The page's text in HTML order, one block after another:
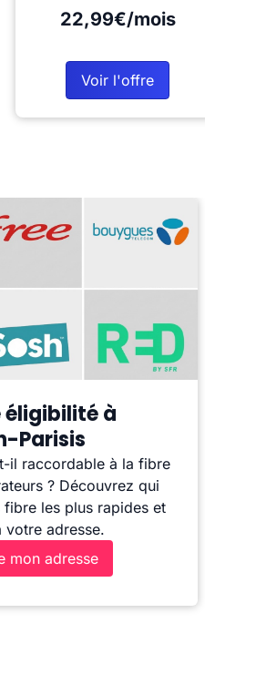
22,99€/mois
Voir l'offre
éligibilité à
Parisis
il raccordable à la fibre
? Découvrez qui
les plus rapides et
votre adresse.
mon adresse